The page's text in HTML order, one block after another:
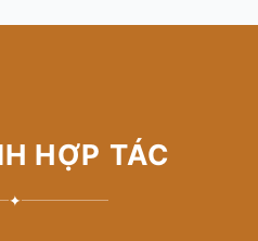
HỢP TÁC
✦